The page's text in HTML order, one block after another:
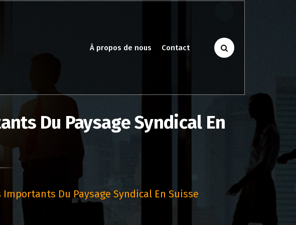
À propos de nous Contact
Du Paysage Syndical En
Importants Du Paysage Syndical En Suisse